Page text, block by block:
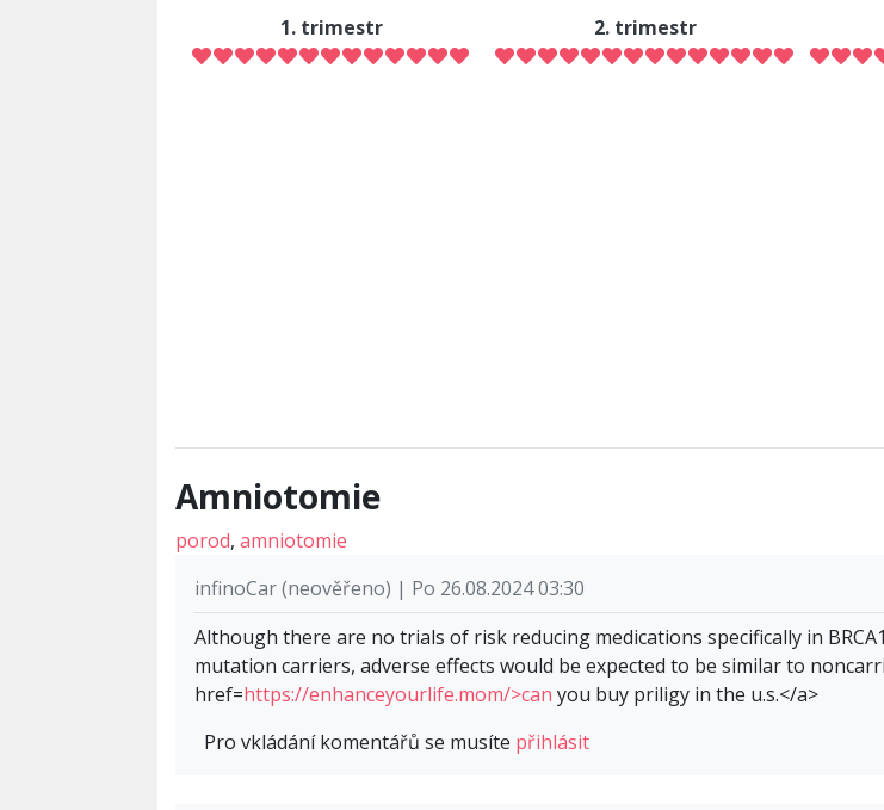
1. trimestr 2. trimestr
Amniotomie
porod, amniotomie
infinoCar (neověřeno) | Po 26.08.2024 03:30
Although there are no trials of risk reducing medications specifically in
mutation carriers, adverse effects would be expected to be similar to
href=https://enhanceyourlife.mom/>can you buy priligy in the u.s.</a>
Pro vkládání komentářů se musíte přihlásit